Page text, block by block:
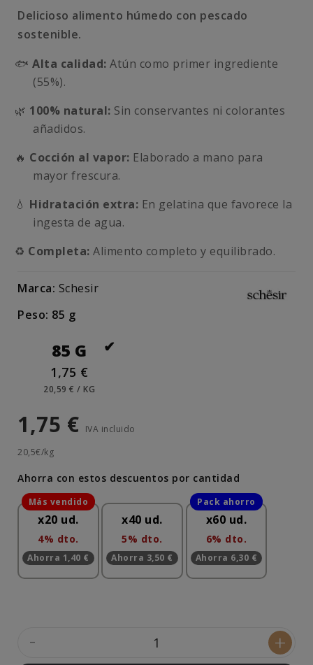
Delicioso alimento húmedo con pescado
sostenible.
🐟 Alta calidad: Atún como primer ingrediente
(55%).
🌿 100% natural: Sin conservantes ni colorantes
añadidos.
🔥 Cocción al vapor: Elaborado a mano para
mayor frescura.
💧 Hidratación extra: En gelatina que favorece la
ingesta de agua.
♻️ Completa: Alimento completo y equilibrado.
Marca: Schesir
Peso: 85 g
85 G
1,75 €
20,59 € / KG
1,75 € IVA incluido
20,5€/kg
Ahorra con estos descuentos por cantidad
x20 ud.
4% dto.
Ahorra 1,40 €
x40 ud.
5% dto.
Ahorra 3,50 €
x60 ud.
6% dto.
Ahorra 6,30 €
- +